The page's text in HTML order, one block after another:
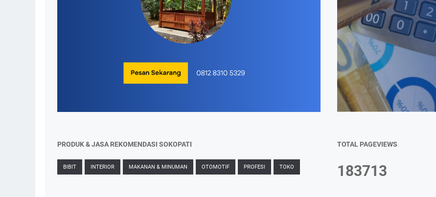
PRODUK & JASA REKOMENDASI SOKOPATI
BIBIT INTERIOR MAKANAN & MINUMAN OTOMOTIF PROFESI TOKO
TOTAL PAGEVIEWS
183713